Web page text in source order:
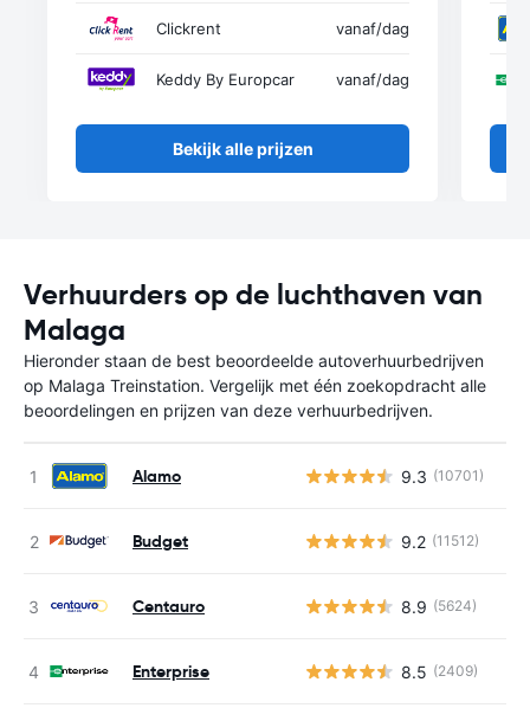
Clickrent vanaf/dag
Keddy By Europcar vanaf/dag
Bekijk alle prijzen
Verhuurders op de luchthaven van
Malaga
Hieronder staan de best beoordeelde autoverhuurbedrijven
op Malaga Treinstation. Vergelijk met één zoekopdracht alle
beoordelingen en prijzen van deze verhuurbedrijven.
Alamo 9.3 (10701)
Budget 9.2 (11512)
Centauro 8.9 (5624)
Enterprise 8.5 (2409)